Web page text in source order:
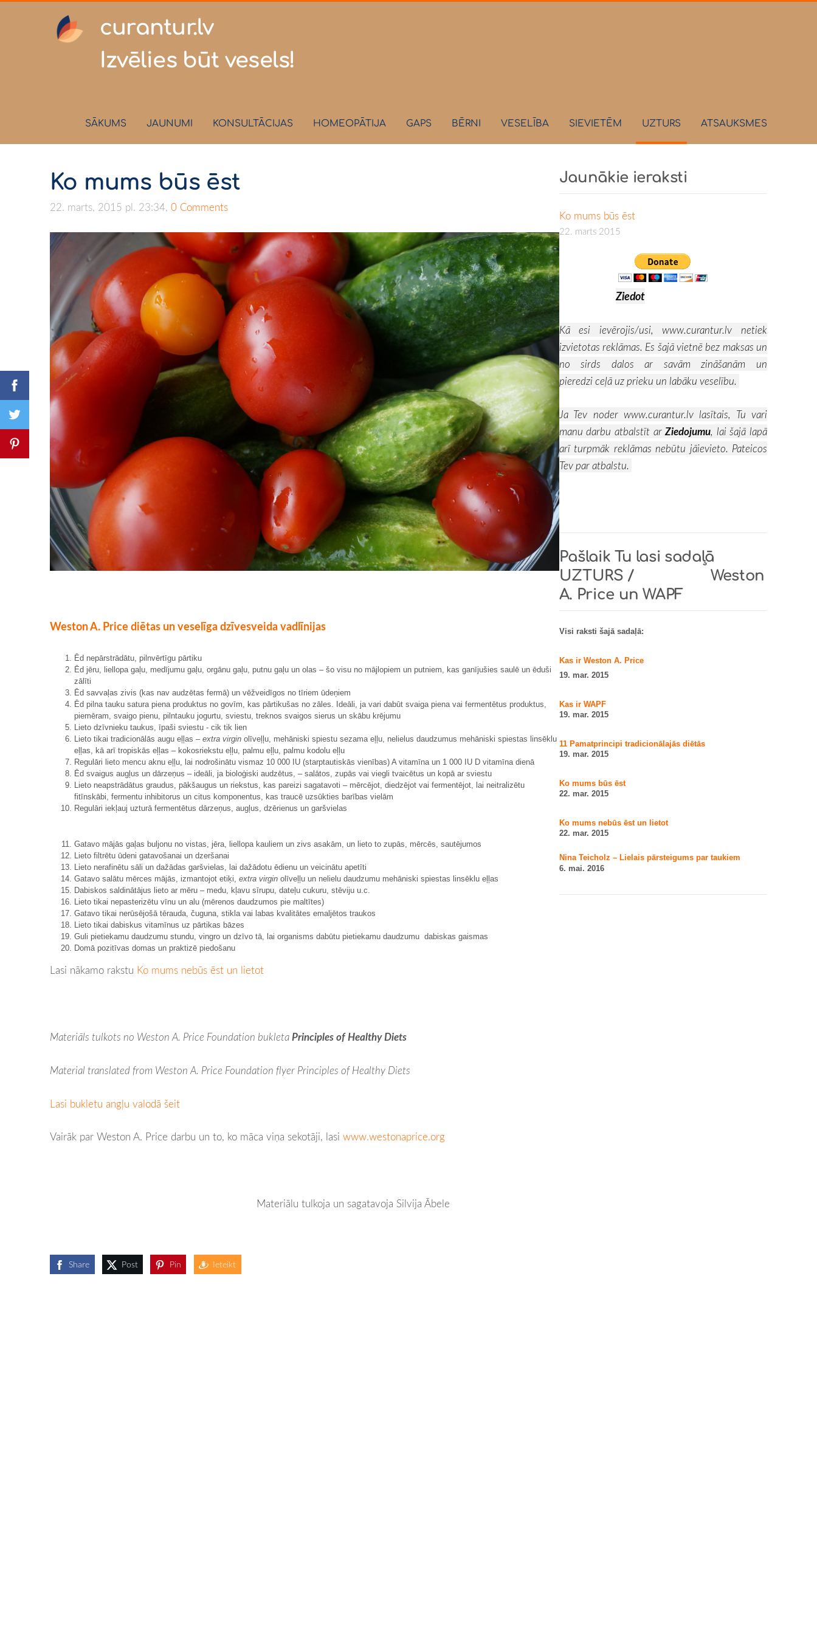
curantur.lv
Izvēlies būt vesels!
SĀKUMS JAUNUMI KONSULTĀCIJAS HOMEOPĀTIJA GAPS BĒRNI VESELĪBA SIEVIETĒM UZTURS ATSAUKSMES
Jaunākie ieraksti
Ko mums būs ēst
22. marts 2015
Ziedot
Kā esi ievērojis/usi, www.curantur.lv
netiek
izvietotas reklāmas. Es šajā vietnē bez maksas un
no sirds dalos ar savām zināšanām un
pieredzi ceļā uz prieku un labāku veselību.
Ja Tev noder www.curantur.lvlasītais, Tu vari
manu darbu atbalstīt ar Ziedojumu, lai šajā lapā
arī turpmāk reklāmas nebūtu jāievieto. Pateicos
Tev par atbalstu.
Pašlaik Tu lasi sadaļā
UZTURS / Weston
A. Price un WAPF
Visi raksti šajā sadaļā:
Kas ir Weston A. Price
19. mar. 2015
Kas ir WAPF
19. mar. 2015
11 Pamatprincipi tradicionālajās diētās
19. mar. 2015
Ko mums būs ēst
22. mar. 2015
Ko mums nebūs ēst un lietot
22. mar. 2015
Nina Teicholz – Lielais pārsteigums par taukiem
6. mai. 2016
Ko mums būs ēst
22. marts, 2015 pl. 23:34, 0 Comments
Weston A. Price diētas un veselīga dzīvesveida vadlīnijas
Ēd nepārstrādātu, pilnvērtīgu pārtiku
Ēd jēru, liellopa gaļu, medījumu gaļu, orgānu gaļu, putnu gaļu un olas – šo visu no mājlopiem un putniem, kas ganījušies saulē un ēduši
zālīti
Ēd savvaļas zivis (kas nav audzētas fermā) un vēžveidīgos no tīriem ūdeņiem
Ēd pilna tauku satura piena produktus no govīm, kas pārtikušas no zāles. Ideāli, ja vari dabūt svaiga piena vai fermentētus produktus,
piemēram, svaigo pienu, pilntauku jogurtu, sviestu, treknos svaigos sierus un skābu krējumu
Lieto dzīvnieku taukus, īpaši sviestu - cik tik lien
Lieto tikai tradicionālās augu eļļas – extra virgin olīveļļu, mehāniski spiestu sezama eļļu, nelielus daudzumus mehāniski spiestas linsēklu
eļļas, kā arī tropiskās eļļas – kokosriekstu eļļu, palmu eļļu, palmu kodolu eļļu
Regulāri lieto mencu aknu eļļu, lai nodrošinātu vismaz 10 000 IU (starptautiskās vienības) A vitamīna un 1 000 IU D vitamīna dienā
Ēd svaigus augļus un dārzeņus – ideāli, ja bioloģiski audzētus, – salātos, zupās vai viegli tvaicētus un kopā ar sviestu
Lieto neapstrādātus graudus, pākšaugus un riekstus, kas pareizi sagatavoti – mērcējot, diedzējot vai fermentējot, lai neitralizētu
fitīnskābi, fermentu inhibitorus un citus komponentus, kas traucē uzsūkties barības vielām
Regulāri iekļauj uzturā fermentētus dārzeņus, augļus, dzērienus un garšvielas
Gatavo mājās gaļas buljonu no vistas, jēra, liellopa kauliem un zivs asakām, un lieto to zupās, mērcēs, sautējumos
Lieto filtrētu ūdeni gatavošanai un dzeršanai
Lieto nerafinētu sāli un dažādas garšvielas, lai dažādotu ēdienu un veicinātu apetīti
Gatavo salātu mērces mājās, izmantojot etiķi, extra virgin olīveļļu un nelielu daudzumu mehāniski spiestas linsēklu eļļas
Dabiskos saldinātājus lieto ar mēru – medu, kļavu sīrupu, dateļu cukuru, stēviju u.c.
Lieto tikai nepasterizētu vīnu un alu (mērenos daudzumos pie maltītes)
Gatavo tikai nerūsējošā tērauda, čuguna, stikla vai labas kvalitātes emaljētos traukos
Lieto tikai dabiskus vitamīnus uz pārtikas bāzes
Guli pietiekamu daudzumu stundu, vingro un dzīvo tā, lai organisms dabūtu pietiekamu daudzumu dabiskas gaismas
Domā pozitīvas domas un praktizē piedošanu
Lasi nākamo rakstu Ko mums nebūs ēst un lietot
Materiāls tulkots no Weston A. Price Foundation bukletaPrinciples of Healthy Diets
Material translated from Weston A. Price Foundation flyer Principles of Healthy Diets
Lasi bukletu angļu valodā šeit
Vairāk par Weston A. Price darbu un to, ko māca viņa sekotāji, lasi www.westonaprice.org
Materiālu tulkoja un sagatavoja Silvija Ābele
Share Post Pin Ieteikt